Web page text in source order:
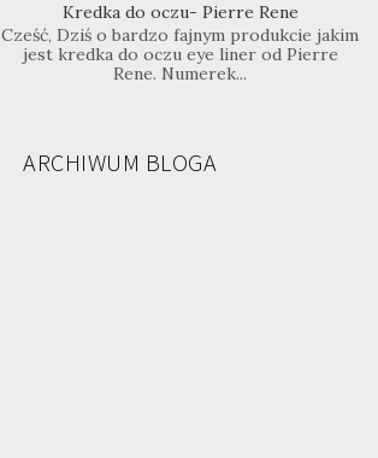
Kredka do oczu- Pierre Rene
Cześć, Dziś o bardzo fajnym produkcie jakim
jest kredka do oczu eye liner od Pierre
Rene. Numerek...
ARCHIWUM BLOGA